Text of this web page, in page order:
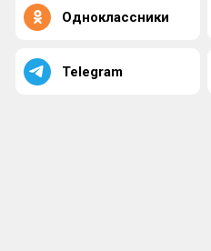
Одноклассники
Telegram